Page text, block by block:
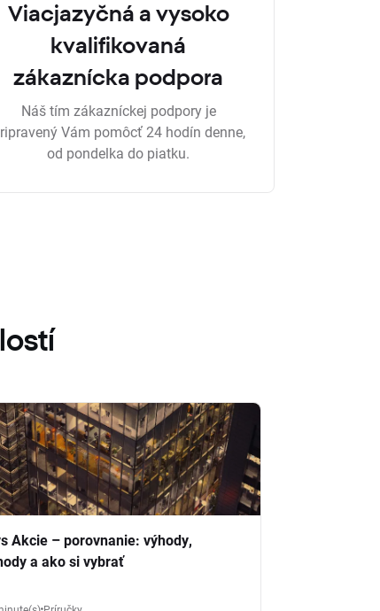
Viacjazyčná a vysoko
kvalifikovaná
zákaznícka podpora
Náš tím zákazníckej podpory je
Vám pomôcť 24 hodín denne,
od pondelka do piatku.
Akcie – porovnanie: výhody,
a ako si vybrať